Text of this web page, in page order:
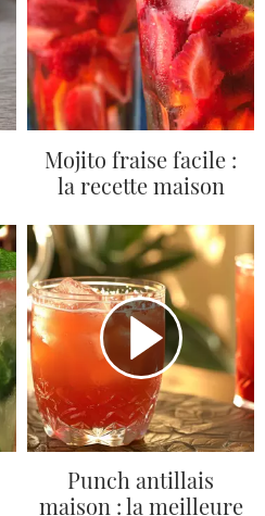
Mojito fraise facile :
la recette maison
Punch antillais
maison : la meilleure